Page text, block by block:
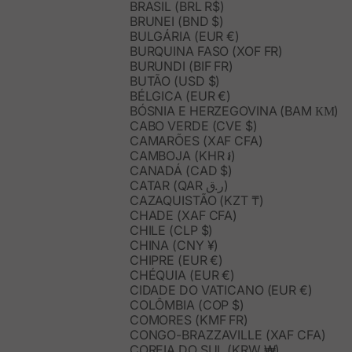
BRASIL (BRL R$)
BRUNEI (BND $)
BULGÁRIA (EUR €)
BURQUINA FASO (XOF FR)
BURUNDI (BIF FR)
BUTÃO (USD $)
BÉLGICA (EUR €)
BÓSNIA E HERZEGOVINA (BAM КМ)
CABO VERDE (CVE $)
CAMARÕES (XAF CFA)
CAMBOJA (KHR ៛)
CANADÁ (CAD $)
CATAR (QAR ر.ق)
CAZAQUISTÃO (KZT ₸)
CHADE (XAF CFA)
CHILE (CLP $)
CHINA (CNY ¥)
CHIPRE (EUR €)
CHÉQUIA (EUR €)
CIDADE DO VATICANO (EUR €)
COLÔMBIA (COP $)
COMORES (KMF FR)
CONGO-BRAZZAVILLE (XAF CFA)